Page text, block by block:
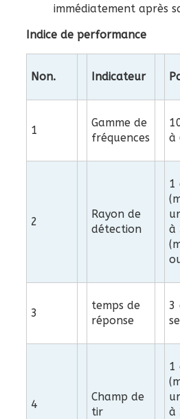
immédiatement après
Indice de performance
Non. Indicateur
1
Gamme de
fréquences
à
2
Rayon de
détection
1
à
3
temps de
réponse
3
4
Champ de
tir
1
à